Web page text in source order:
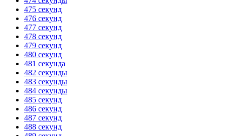
475 секунд
476 секунд
477 секунд
478 секунд
479 секунд
480 секунд
481 секунда
482 секунды
483 секунды
484 секунды
485 секунд
486 секунд
487 секунд
488 секунд